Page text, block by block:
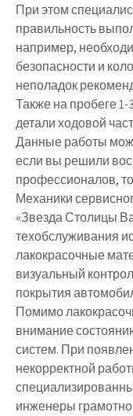
При этом
правильность
например,
безопасности и
неполадок
Также на пробеге
детали ходовой
Данные работы
если вы решили
профессионалов,
Механики
«Звезда Столицы
техобслуживания
лакокрасочные
визуальный
покрытия
Помимо
внимание
систем. При
некорректной
инженеры